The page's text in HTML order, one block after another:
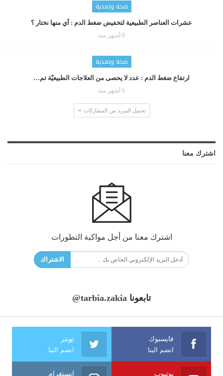
صحة وتغذية
عشرات العناصر الطبيعية لتخفيض ضغط الدم : أي منها نختار ؟
6 أشهر منذ
صحة وتغذية
ارتفاع ضغط الدم : عدد لا يحصى من العلاجات الطبيعيّة تم…
6 أشهر منذ
تحميل المزيد من المشاركات
اشترك معنا
اشترك معنا من أجل مواكبة التطورات
الاشتراك
تابعونا @tarbia.zakia
فايسبوك
انضم الينا
تويتر
انضم الينا
يوتيوب انستغرام